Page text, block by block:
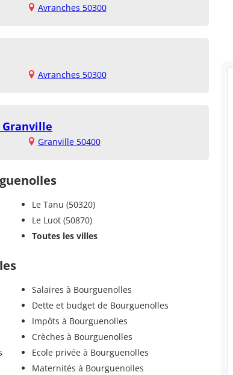
Avranches 50300
Avranches 50300
Granville
Granville 50400
Le Tanu (50320)
Le Luot (50870)
Toutes les villes
Salaires à Bourguenolles
Dette et budget de Bourguenolles
Impôts à Bourguenolles
Crèches à Bourguenolles
Ecole privée à Bourguenolles
Maternités à Bourguenolles